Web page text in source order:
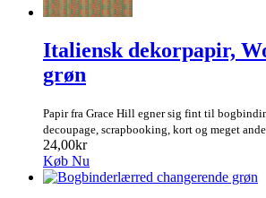
Italiensk dekorpapir,
grøn
Papir fra Grace Hill egner sig fint til
decoupage, scrapbooking, kort og meget
24,00kr
Køb Nu